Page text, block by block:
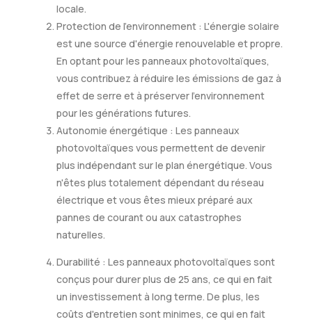
locale.
Protection de l'environnement : L'énergie solaire
est une source d'énergie renouvelable et propre.
En optant pour les panneaux photovoltaïques,
vous contribuez à réduire les émissions de gaz à
effet de serre et à préserver l'environnement
pour les générations futures.
Autonomie énergétique : Les panneaux
photovoltaïques vous permettent de devenir
plus indépendant sur le plan énergétique. Vous
n'êtes plus totalement dépendant du réseau
électrique et vous êtes mieux préparé aux
pannes de courant ou aux catastrophes
naturelles.
Durabilité : Les panneaux photovoltaïques sont
conçus pour durer plus de 25 ans, ce qui en fait
un investissement à long terme. De plus, les
coûts d'entretien sont minimes, ce qui en fait